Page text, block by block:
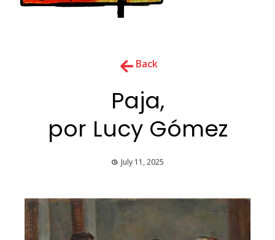
Back
Paja,
por Lucy Gómez
July 11, 2025